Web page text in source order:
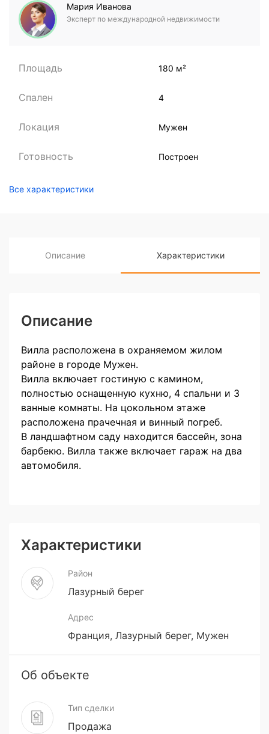
Мария Иванова
Эксперт по международной недвижимости
Площадь 180 м²
Спален 4
Локация Мужен
Готовность Построен
Все характеристики
Описание Характеристики
Описание
Вилла расположена в охраняемом жилом
районе в городе Мужен.
Вилла включает гостиную с камином,
полностью оснащенную кухню, 4 спальни и 3
ванные комнаты. На цокольном этаже
расположена прачечная и винный погреб.
В ландшафтном саду находится бассейн, зона
барбекю. Вилла также включает гараж на два
автомобиля.
Характеристики
Район
Лазурный берег
Адрес
Франция, Лазурный берег, Мужен
Об объекте
Тип сделки
Продажа